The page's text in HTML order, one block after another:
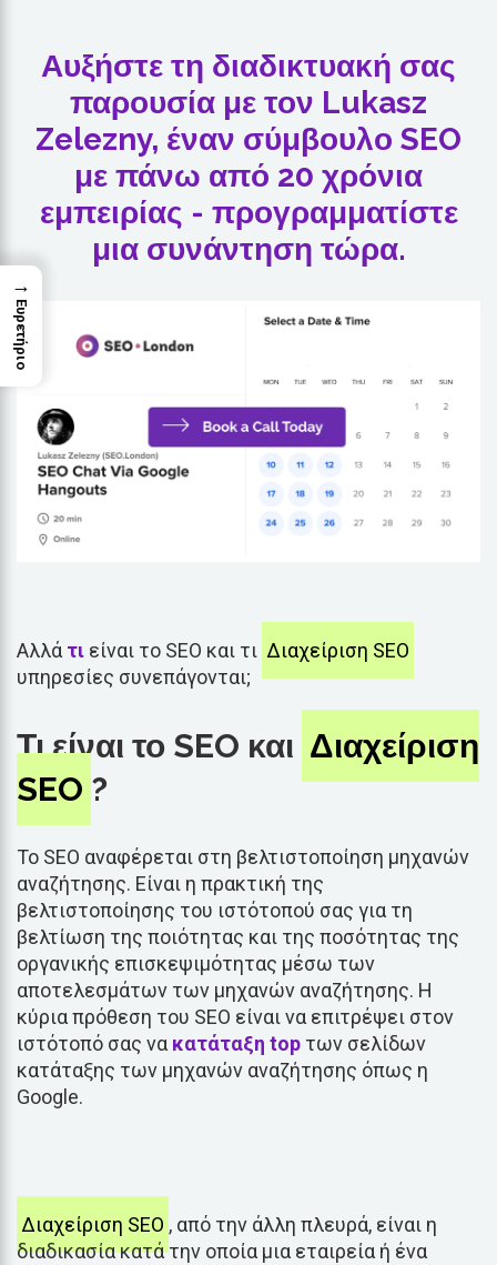
Αυξήστε τη διαδικτυακή σας
παρουσία με τον Lukasz
Zelezny, έναν σύμβουλο SEO
με πάνω από 20 χρόνια
εμπειρίας - προγραμματίστε
μια συνάντηση τώρα.
Αλλά τι είναι το SEO και τι Διαχείριση SEO
υπηρεσίες συνεπάγονται;
Τι είναι το SEO και Διαχείριση
SEO ?
Το SEO αναφέρεται στη βελτιστοποίηση μηχανών
αναζήτησης. Είναι η πρακτική της
βελτιστοποίησης του ιστότοπού σας για τη
βελτίωση της ποιότητας και της ποσότητας της
οργανικής επισκεψιμότητας μέσω των
αποτελεσμάτων των μηχανών αναζήτησης. Η
κύρια πρόθεση του SEO είναι να επιτρέψει στον
ιστότοπό σας να κατάταξη top των σελίδων
κατάταξης των μηχανών αναζήτησης όπως η
Google.
Διαχείριση SEO , από την άλλη πλευρά, είναι η
διαδικασία κατά την οποία μια εταιρεία ή ένα
→
Ευρετήριο